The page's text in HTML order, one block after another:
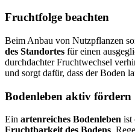
Fruchtfolge beachten
Beim Anbau von Nutzpflanzen
des Standortes für einen
durchdachter Fruchtwechsel
und sorgt dafür, dass der Boden
Bodenleben aktiv fördern
Ein artenreiches Bodenleben ist